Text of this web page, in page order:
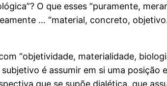
O que esses “puramente,
… “material, concreto,
“objetividade, materialidade,
é assumir em si uma posição
que se supõe dialética, que